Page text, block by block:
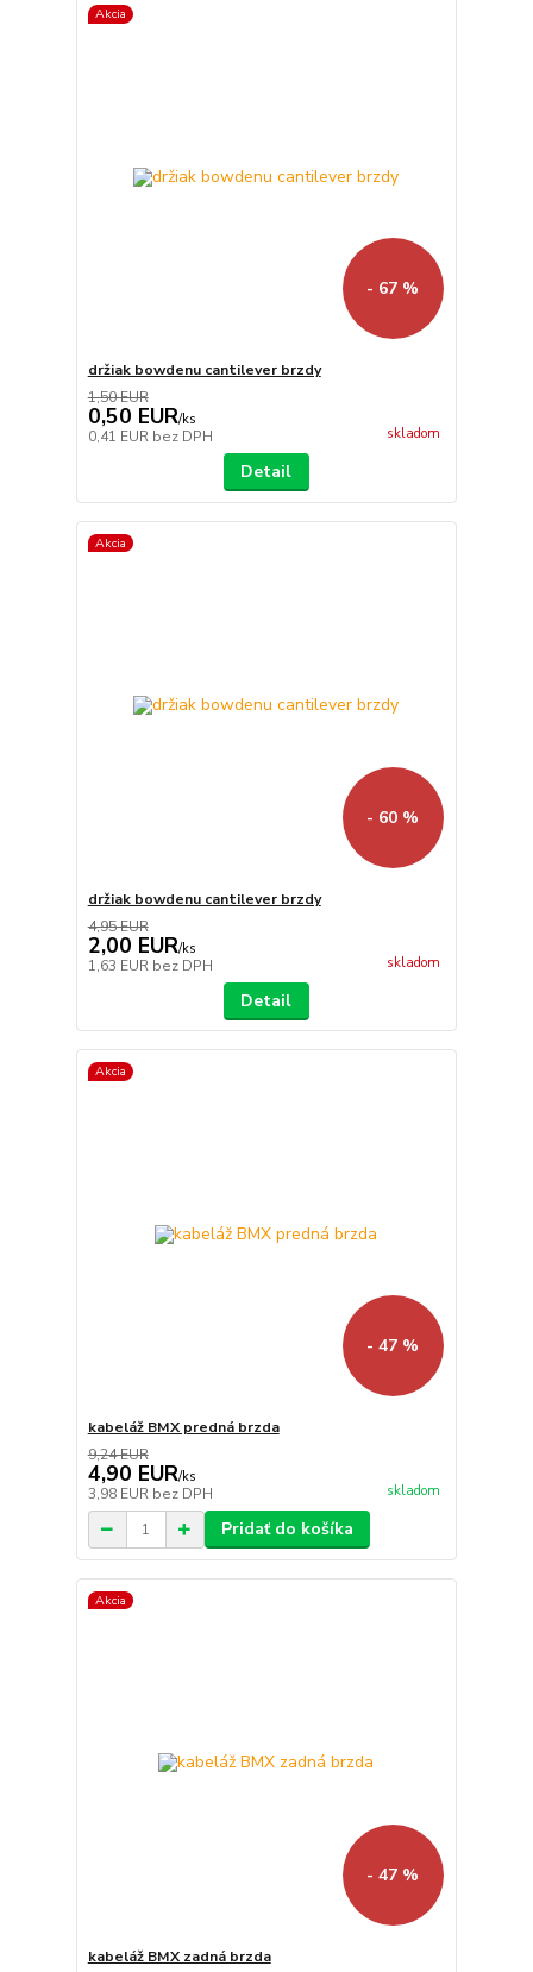
Akcia
- 67 %
držiak bowdenu cantilever brzdy
1,50 EUR
0,50 EUR/ks
0,41 EUR bez DPH skladom
Detail
Akcia
- 60 %
držiak bowdenu cantilever brzdy
4,95 EUR
2,00 EUR/ks
1,63 EUR bez DPH skladom
Detail
Akcia
- 47 %
kabeláž BMX predná brzda
9,24 EUR
4,90 EUR/ks
3,98 EUR bez DPH skladom
Pridať do košíka
Akcia
- 47 %
kabeláž BMX zadná brzda